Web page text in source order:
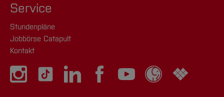
Service
Stundenpläne
Jobbörse Catapult
Kontakt